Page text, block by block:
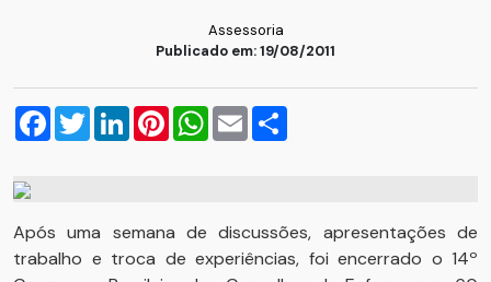
Assessoria
Publicado em: 19/08/2011
Facebook
TwitterLinkedInPinterestWhatsApp
Email
Após uma semana de discussões, apresentações de
trabalho e troca de experiências, foi encerrado o 14º